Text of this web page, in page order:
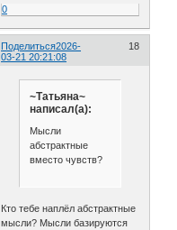
0
Поделиться 18
2026-
03-21 20:21:08
~Татьяна~
написал(а):
Мысли
абстрактные
вместо чувств?
Кто тебе наплёл абстрактные
мысли? Мысли базируются